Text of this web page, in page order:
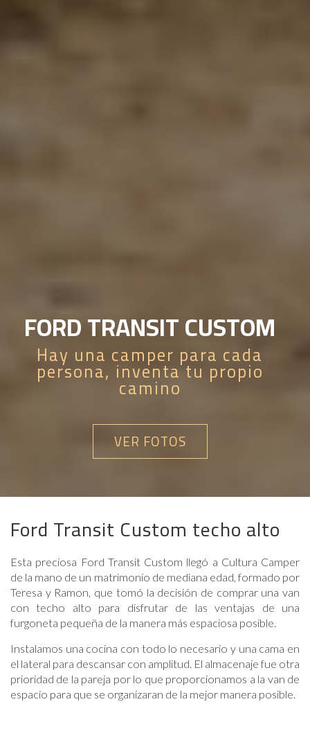
FORD TRANSIT CUSTOM
Hay una camper para cada
persona, inventa tu propio
camino
VER FOTOS
Ford Transit Custom techo alto
Esta preciosa Ford Transit Custom llegó a Cultura Camper
de la mano de un matrimonio de mediana edad, formado por
Teresa y Ramon, que tomó la decisión de comprar una van
con techo alto para disfrutar de las ventajas de una
furgoneta pequeña de la manera más espaciosa posible.
Instalamos una cocina con todo lo necesario y una cama en
el lateral para descansar con amplitud. El almacenaje fue otra
prioridad de la pareja por lo que proporcionamos a la van de
espacio para que se organizaran de la mejor manera posible.